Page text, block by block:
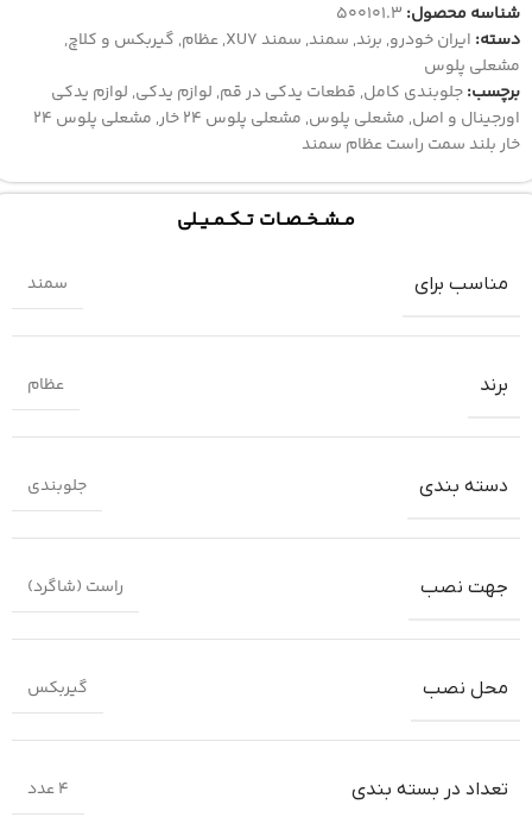
شناسه محصول: 500101.3
دسته: ایران خودرو, برند, سمند, سمند XU7 ,عظام, گیربکس و کلاچ,
مشعلی پلوس
برچسب:جلوبندی کامل, قطعات یدکی در قم, لوازم یدکی, لوازم یدکی
اورجینال و اصل, مشعلی پلوس, مشعلی پلوس ۲4 خار ,
مشعلی پلوس ۲4
خار بلند سمت راست عظام سمند
مــشــخــصــات تــکــمــیــلی
مناسب برای سمند
برند عظام
دسته بندی جلوبندی
جهت نصب راست (شاگرد)
محل نصب گیربکس
تعداد در بسته بندی 4 عدد